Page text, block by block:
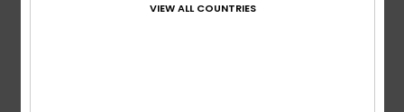
VIEW ALL COUNTRIES